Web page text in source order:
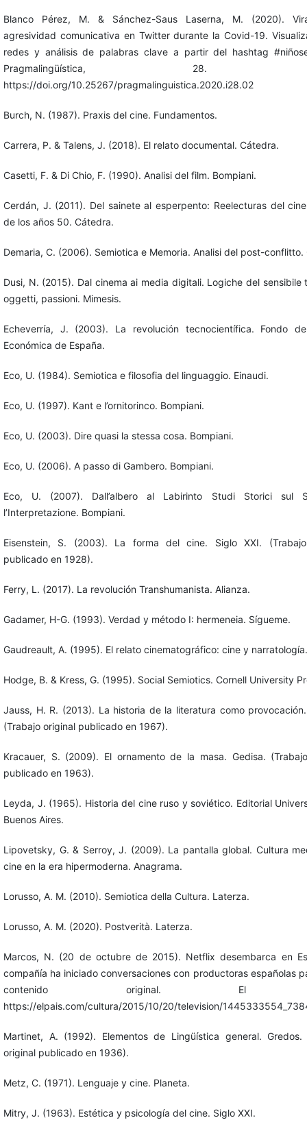
Blanco Pérez, M. & Sánchez-Saus Laserna, M. (2020).
agresividad comunicativa en Twitter durante la Covid-19.
redes y análisis de palabras clave a partir del hashtag
Pragmalingüística, 28.
https://doi.org/10.25267/pragmalinguistica.2020.i28.02
Burch, N. (1987). Praxis del cine. Fundamentos.
Carrera, P. & Talens, J. (2018). El relato documental. Cátedra.
Casetti, F. & Di Chio, F. (1990). Analisi del film. Bompiani.
Cerdán, J. (2011). Del sainete al esperpento: Reelecturas del
de los años 50. Cátedra.
Demaria, C. (2006). Semiotica e Memoria. Analisi del post-conflitto.
Dusi, N. (2015). Dal cinema ai media digitali. Logiche del sensibile
oggetti, passioni. Mimesis.
Echeverría, J. (2003). La revolución tecnocientífica. Fondo
Económica de España.
Eco, U. (1984). Semiotica e filosofia del linguaggio. Einaudi.
Eco, U. (1997). Kant e l’ornitorinco. Bompiani.
Eco, U. (2003). Dire quasi la stessa cosa. Bompiani.
Eco, U. (2006). A passo di Gambero. Bompiani.
Eco, U. (2007). Dall’albero al Labirinto Studi Storici sul
l’Interpretazione. Bompiani.
Eisenstein, S. (2003). La forma del cine. Siglo XXI.
publicado en 1928).
Ferry, L. (2017). La revolución Transhumanista. Alianza.
Gadamer, H-G. (1993). Verdad y método I: hermeneia. Sígueme.
Gaudreault, A. (1995). El relato cinematográfico: cine y
Hodge, B. & Kress, G. (1995). Social Semiotics. Cornell University
Jauss, H. R. (2013). La historia de la literatura como
(Trabajo original publicado en 1967).
Kracauer, S. (2009). El ornamento de la masa. Gedisa.
publicado en 1963).
Leyda, J. (1965). Historia del cine ruso y soviético. Editorial
Buenos Aires.
Lipovetsky, G. & Serroy, J. (2009). La pantalla global. Cultura
cine en la era hipermoderna. Anagrama.
Lorusso, A. M. (2010). Semiotica della Cultura. Laterza.
Lorusso, A. M. (2020). Postverità. Laterza.
Marcos, N. (20 de octubre de 2015). Netflix desembarca en
compañía ha iniciado conversaciones con productoras españolas
contenido original. El
https://elpais.com/cultura/2015/10/20/television/
Martinet, A. (1992). Elementos de Lingüística general. Gredos.
original publicado en 1936).
Metz, C. (1971). Lenguaje y cine. Planeta.
Mitry, J. (1963). Estética y psicología del cine. Siglo XXI.